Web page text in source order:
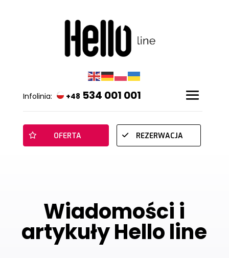
Infolinia: +48 534 001 001
OFERTA REZERWACJA
Wiadomości i
artykuły Hello line